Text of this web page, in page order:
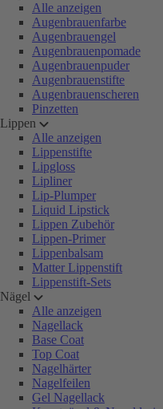
Alle anzeigen
Augenbrauenfarbe
Augenbrauengel
Augenbrauenpomade
Augenbrauenpuder
Augenbrauenstifte
Augenbrauenscheren
Pinzetten
Lippen
Alle anzeigen
Lippenstifte
Lipgloss
Lipliner
Lip-Plumper
Liquid Lipstick
Lippen Zubehör
Lippen-Primer
Lippenbalsam
Matter Lippenstift
Lippenstift-Sets
Nägel
Alle anzeigen
Nagellack
Base Coat
Top Coat
Nagelhärter
Nagelfeilen
Gel Nagellack